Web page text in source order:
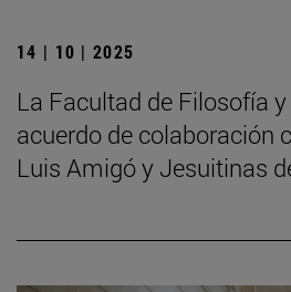
14 | 10 | 2025
La Facultad de Filosofía
acuerdo de colaboración
Luis Amigó y Jesuitinas